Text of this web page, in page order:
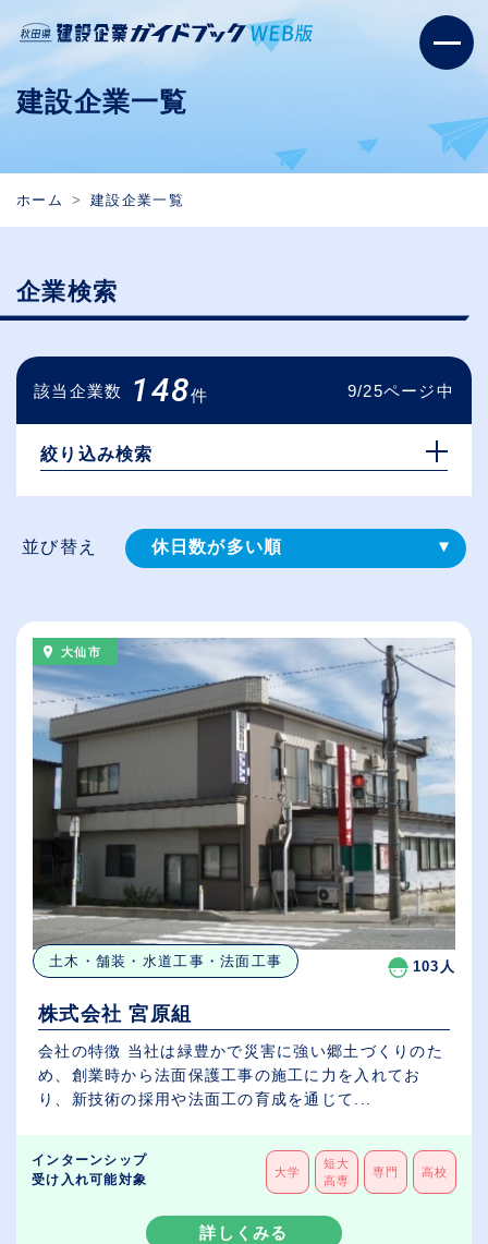
建設企業一覧
ホーム 建設企業一覧
企業検索
該当企業数 148件 9/25ページ中
絞り込み検索
並び替え 休日数が多い順
給与が高い順
（⾼卒の給与を基準）
従業員が多い順
大仙市
土木・舗装・水道工事・法面工事 103人
株式会社 宮原組
会社の特徴 当社は緑豊かで災害に強い郷土づくりのた
め、創業時から法面保護工事の施工に力を入れてお
り、新技術の採用や法面工の育成を通じて...
インターンシップ
受け入れ可能対象
大学
短大
高専
専門 高校
詳しくみる